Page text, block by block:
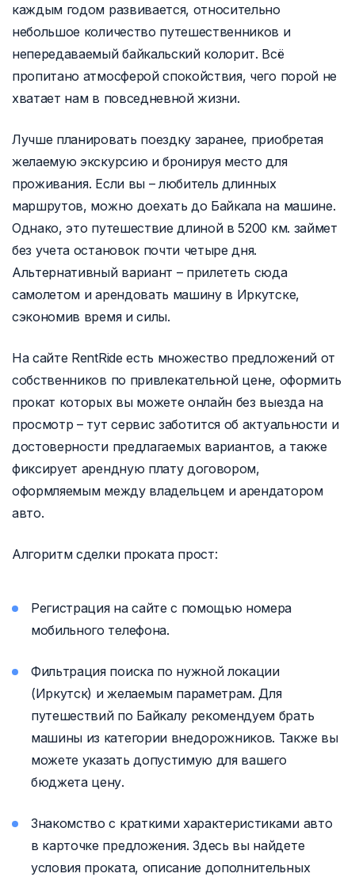
каждым годом развивается, относительно
небольшое количество путешественников и
непередаваемый байкальский колорит. Всё
пропитано атмосферой спокойствия, чего порой не
хватает нам в повседневной жизни.
Лучше планировать поездку заранее, приобретая
желаемую экскурсию и бронируя место для
проживания. Если вы – любитель длинных
маршрутов, можно доехать до Байкала на машине.
Однако, это путешествие длиной в 5200 км. займет
без учета остановок почти четыре дня.
Альтернативный вариант – прилететь сюда
самолетом и арендовать машину в Иркутске,
сэкономив время и силы.
На сайте RentRide есть множество предложений от
собственников по привлекательной цене, оформить
прокат которых вы можете онлайн без выезда на
просмотр – тут сервис заботится об актуальности и
достоверности предлагаемых вариантов, а также
фиксирует арендную плату договором,
оформляемым между владельцем и арендатором
авто.
Алгоритм сделки проката прост:
Регистрация на сайте с помощью номера
мобильного телефона.
Фильтрация поиска по нужной локации
(Иркутск) и желаемым параметрам. Для
путешествий по Байкалу рекомендуем брать
машины из категории внедорожников. Также вы
можете указать допустимую для вашего
бюджета цену.
Знакомство с краткими характеристиками авто
в карточке предложения. Здесь вы найдете
условия проката, описание дополнительных